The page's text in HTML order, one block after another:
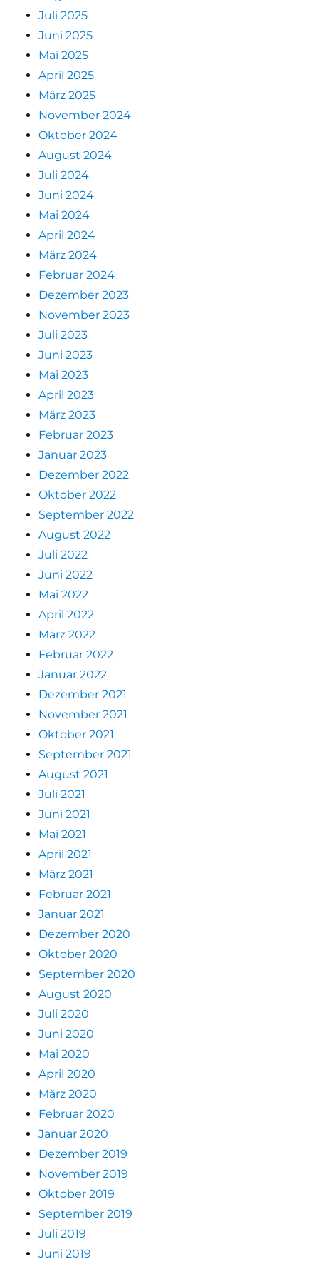
Juli 2025
Juni 2025
Mai 2025
April 2025
März 2025
November 2024
Oktober 2024
August 2024
Juli 2024
Juni 2024
Mai 2024
April 2024
März 2024
Februar 2024
Dezember 2023
November 2023
Juli 2023
Juni 2023
Mai 2023
April 2023
März 2023
Februar 2023
Januar 2023
Dezember 2022
Oktober 2022
September 2022
August 2022
Juli 2022
Juni 2022
Mai 2022
April 2022
März 2022
Februar 2022
Januar 2022
Dezember 2021
November 2021
Oktober 2021
September 2021
August 2021
Juli 2021
Juni 2021
Mai 2021
April 2021
März 2021
Februar 2021
Januar 2021
Dezember 2020
Oktober 2020
September 2020
August 2020
Juli 2020
Juni 2020
Mai 2020
April 2020
März 2020
Februar 2020
Januar 2020
Dezember 2019
November 2019
Oktober 2019
September 2019
Juli 2019
Juni 2019